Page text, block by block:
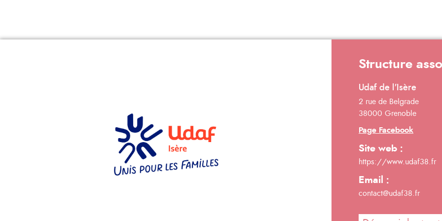
Structure
Udaf de l'Isère
2 rue de Belgrade
38000 Grenoble
Page Facebook
Site web :
https://www.udaf38.fr
Email :
contact@udaf38.fr